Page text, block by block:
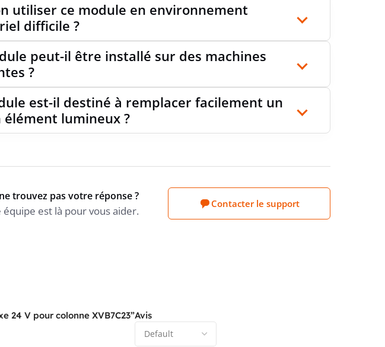
utiliser ce module en environnement
difficile ?
peut-il être installé sur des machines
?
est-il destiné à remplacer facilement un
élément lumineux ?
trouvez pas votre réponse ?
est là pour vous aider.
Contacter le support
Avis
24 V pour colonne XVB7C23”